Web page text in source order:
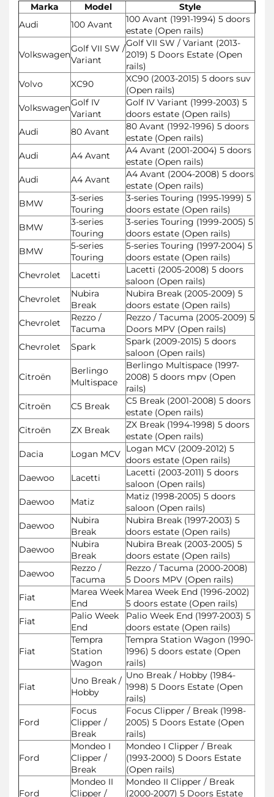
Marka Model
Style
Audi
100 Avant
100 Avant (1991-1994) 5 doors
estate (Open rails)
Volkswagen
Golf VII SW /
Variant
Golf VII SW / Variant (2013-
2019) 5 Doors Estate (Open
rails)
Volvo
XC90
XC90 (2003-2015) 5 doors suv
(Open rails)
VolkswagenGolf IV
Variant
Golf IV Variant (1999-2003) 5
doors estate (Open rails)
Audi
80 Avant
80 Avant (1992-1996) 5 doors
estate (Open rails)
Audi
A4 Avant
A4 Avant (2001-2004) 5 doors
estate (Open rails)
Audi
A4 Avant
A4 Avant (2004-2008) 5 doors
estate (Open rails)
BMW
3-series
Touring
3-series Touring (1995-1999) 5
doors estate (Open rails)
BMW
3-series
Touring
3-series Touring (1999-2005) 5
doors estate (Open rails)
BMW
5-series
Touring
5-series Touring (1997-2004) 5
doors estate (Open rails)
Chevrolet
Lacetti
Lacetti (2005-2008) 5 doors
saloon (Open rails)
Chevrolet
Nubira
Break
Nubira Break (2005-2009) 5
doors estate (Open rails)
Chevrolet
Rezzo /
Tacuma
Rezzo / Tacuma (2005-2009) 5
Doors MPV (Open rails)
Chevrolet
Spark
Spark (2009-2015) 5 doors
saloon (Open rails)
Citroën
Berlingo
Multispace
Berlingo Multispace (1997-
2008) 5 doors mpv (Open
rails)
Citroën
C5 Break
C5 Break (2001-2008) 5 doors
estate (Open rails)
Citroën
ZX Break
ZX Break (1994-1998) 5 doors
estate (Open rails)
Dacia
Logan MCV Logan MCV (2009-2012) 5
doors estate (Open rails)
Daewoo
Lacetti
Lacetti (2003-2011) 5 doors
saloon (Open rails)
Daewoo
Matiz
Matiz (1998-2005) 5 doors
saloon (Open rails)
Daewoo
Nubira
Break
Nubira Break (1997-2003) 5
doors estate (Open rails)
Daewoo
Nubira
Break
Nubira Break (2003-2005) 5
doors estate (Open rails)
Daewoo
Rezzo /
Tacuma
Rezzo / Tacuma (2000-2008)
5 Doors MPV (Open rails)
Fiat
Marea Week
End
Marea Week End (1996-2002)
5 doors estate (Open rails)
Fiat
Palio Week
End
Palio Week End (1997-2003) 5
doors estate (Open rails)
Fiat
Tempra
Station
Wagon
Tempra Station Wagon (1990-
1996) 5 doors estate (Open
rails)
Fiat
Uno Break /
Hobby
Uno Break / Hobby (1984-
1998) 5 Doors Estate (Open
rails)
Ford
Focus
Clipper /
Break
Focus Clipper / Break (1998-
2005) 5 Doors Estate (Open
rails)
Ford
Mondeo I
Clipper /
Break
Mondeo I Clipper / Break
(1993-2000) 5 Doors Estate
(Open rails)
Ford
Mondeo II
Clipper /
Mondeo II Clipper / Break
(2000-2007) 5 Doors Estate